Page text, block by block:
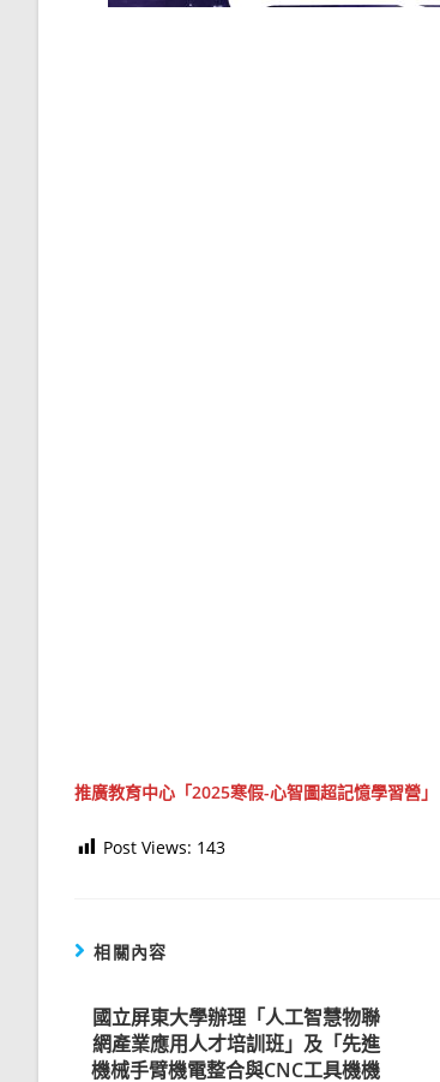
推廣教育中心「2025寒假-心智圖超記憶學習營」
Post Views: 143
相關內容
國立屏東大學辦理「人工智慧物聯
網產業應用人才培訓班」及「先進
機械手臂機電整合與CNC工具機機